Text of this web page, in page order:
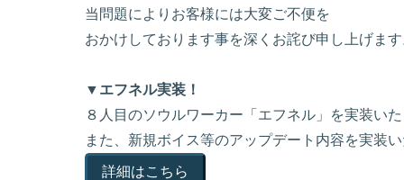
当問題によりお客様には大変ご不便を
おかけしております事を深くお詫び申し上げま
▼エフネル実装！
８人目のソウルワーカー「エフネル」を実装い
また、新規ボイス等のアップデート内容を実装
詳細はこちら